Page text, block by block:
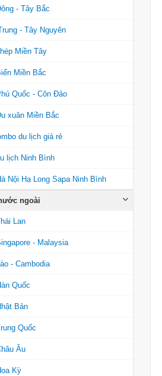
- Tây Bắc
- Tây Nguyên
Miền Tây
Miền Bắc
Quốc - Côn Đảo
xuân Miền Bắc
du lịch giá rẻ
lịch Ninh Bình
Nội Hạ Long Sapa Ninh Bình
ngoài
Lan
- Malaysia
- Cambodia
Quốc
Bản
Quốc
Âu
Kỳ